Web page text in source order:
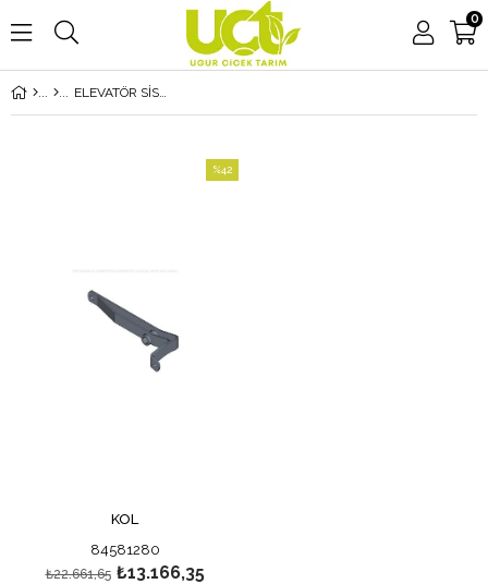
0
ELEVATÖR SİSTEMİ
KOL
84581280
₺13.166,35
₺22.661,65
%42